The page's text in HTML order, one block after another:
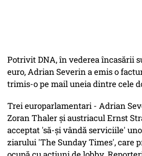
Potrivit DNA, în vederea încasării
euro, Adrian Severin a emis o
trimis-o pe mail uneia dintre cele
Trei europarlamentari - Adrian
Zoran Thaler şi austriacul Ernst
acceptat 'să-şi vândă serviciile'
ziarului 'The Sunday Times', care